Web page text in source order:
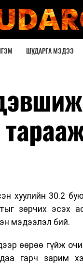
ШУДАРГА МЭДЭЭ
хуулийн 30.2
зөрчих эсэх
мэдээлэл бий.
өөрөө гүйж
гарч зарим